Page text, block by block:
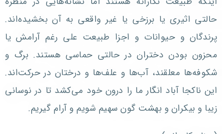
حالتی اثیری یا برزخی یا غیر واقعی به آن بخشیده‌اند.
پرندگان و حیوانات و اجزا طبیعت علی رغم آرامش یا
محزون بودن دختران در حالتی حماسی هستند. برگ و
شکوفه‌ها معلقند، آب‌ها و علف‌ها و درختان در حرکت‌اند.
این ناکجا آباد انگار ما را درون خود می‌کشد تا در نوسانی
زیبا و بیکران و بهشت گون سهیم شویم و آرام گیریم.